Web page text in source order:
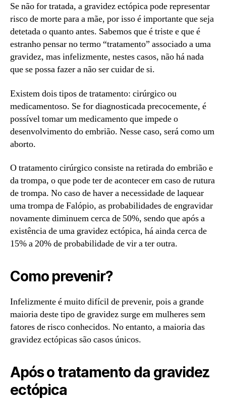
Se não for tratada, a gravidez ectópica pode representar
risco de morte para a mãe, por isso é importante que seja
detetada o quanto antes. Sabemos que é triste e que é
estranho pensar no termo “tratamento” associado a uma
gravidez, mas infelizmente, nestes casos, não há nada
que se possa fazer a não ser cuidar de si.
Existem dois tipos de tratamento: cirúrgico ou
medicamentoso. Se for diagnosticada precocemente, é
possível tomar um medicamento que impede o
desenvolvimento do embrião. Nesse caso, será como um
aborto.
O tratamento cirúrgico consiste na retirada do embrião e
da trompa, o que pode ter de acontecer em caso de rutura
de trompa. No caso de haver a necessidade de laquear
uma trompa de Falópio, as probabilidades de engravidar
novamente diminuem cerca de 50%, sendo que após a
existência de uma gravidez ectópica, há ainda cerca de
15% a 20% de probabilidade de vir a ter outra.
Como prevenir?
Infelizmente é muito difícil de prevenir, pois a grande
maioria deste tipo de gravidez surge em mulheres sem
fatores de risco conhecidos. No entanto, a maioria das
gravidez ectópicas são casos únicos.
Após o tratamento da gravidez
ectópica